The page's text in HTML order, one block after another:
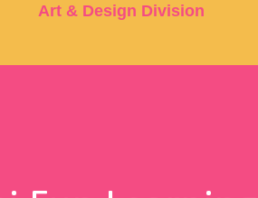
Art & Design Division